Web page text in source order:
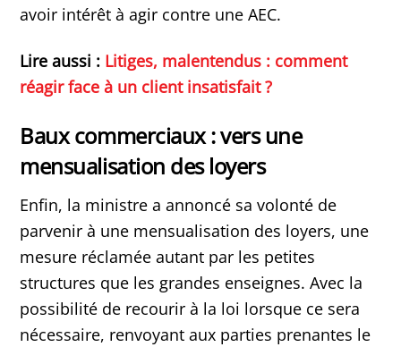
avoir intérêt à agir contre une AEC.
Lire aussi : Litiges, malentendus : comment
réagir face à un client insatisfait ?
Baux commerciaux : vers une
mensualisation des loyers
Enfin, la ministre a annoncé sa volonté de
parvenir à une mensualisation des loyers, une
mesure réclamée autant par les petites
structures que les grandes enseignes. Avec la
possibilité de recourir à la loi lorsque ce sera
nécessaire, renvoyant aux parties prenantes le